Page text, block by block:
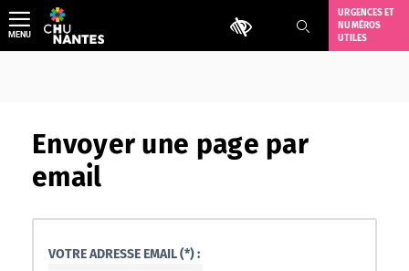
Aller
au
contenu
Outils d'accessibilité
URGENCES ET
NUMÉROS
UTILES
MENU
Envoyer une page par
email
VOTRE ADRESSE EMAIL (*) :